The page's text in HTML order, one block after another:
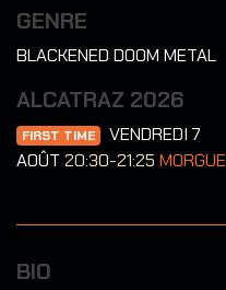
GENRE
BLACKENED DOOM METAL
ALCATRAZ 2026
FIRST TIME
VENDREDI 7
AOÛT 20:30-21:25 MORGUE
BIO